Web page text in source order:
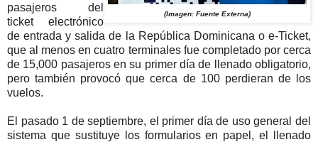
(Imagen: Fuente Externa)
pasajeros del
ticket electrónico
de entrada y salida de la República Dominicana o e-Ticket,
que al menos en cuatro terminales fue completado por cerca
de 15,000 pasajeros en su primer día de llenado obligatorio,
pero también provocó que cerca de 100 perdieran de los
vuelos.
El pasado 1 de septiembre, el primer día de uso general del
sistema que sustituye los formularios en papel, el llenado